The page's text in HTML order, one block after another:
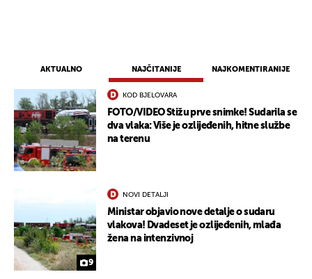
AKTUALNO NAJČITANIJE NAJKOMENTIRANIJE
KOD BJELOVARA
FOTO/VIDEO Stižu prve snimke! Sudarila se
dva vlaka: Više je ozlijeđenih, hitne službe
na terenu
9
NOVI DETALJI
Ministar objavio nove detalje o sudaru
vlakova! Dvadeset je ozlijeđenih, mlađa
žena na intenzivnoj